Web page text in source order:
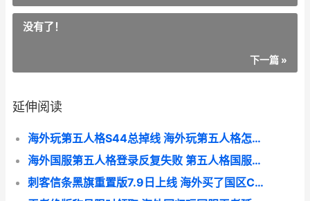
没有了！
下一篇 »
延伸阅读
海外玩第五人格S44总掉线 海外玩第五人格怎么玩
海外国服第五人格登录反复失败 第五人格国服有国外玩家吗
刺客信条黑旗重置版7.9日上线 海外买了国区CDK但是无法兑换如何化解 刺客信条黑旗重置解锁时间